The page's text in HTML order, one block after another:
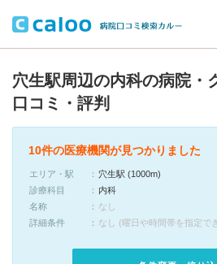
穴生駅周辺の内科の病院・
口コミ・評判
10件の医療機関が見つかりました
エリア・駅
穴生駅 (1000m)
診療科目
内科
名称
なし
詳細条件
なし (曜日や時間帯を指定で